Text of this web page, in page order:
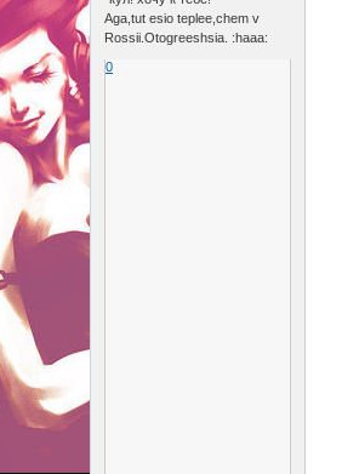
Aga,tut esio teplee,chem v
Rossii.Otogreeshsia. :haaa:
0